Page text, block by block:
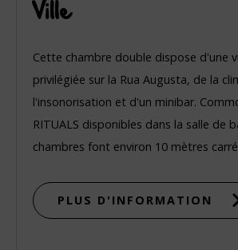
Ville
Cette chambre double dispose d'une
privilégiée sur la Rua Augusta, de la
l'insonorisation et d'un minibar.
RITUALS disponibles dans la salle de
chambres font environ 10 mètres
PLUS D'INFORMATION